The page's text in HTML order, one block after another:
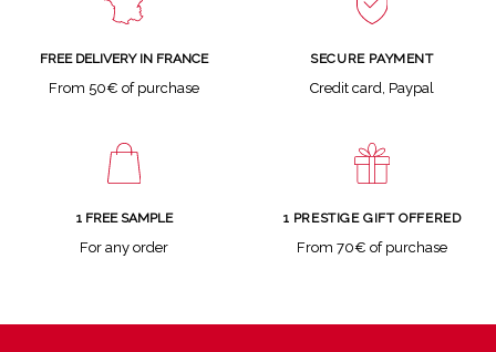
FREE DELIVERY IN FRANCE
From 50€ of purchase
SECURE PAYMENT
Credit card, Paypal
1 FREE SAMPLE
For any order
1 PRESTIGE GIFT OFFERED
From 70€ of purchase